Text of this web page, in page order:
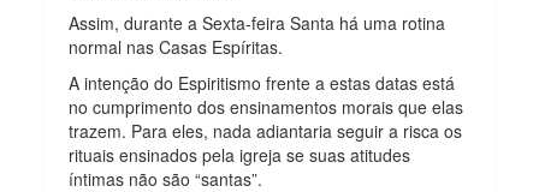
Assim, durante a Sexta-feira Santa há uma rotina
normal nas Casas Espíritas.
A intenção do Espiritismo frente a estas datas está
no cumprimento dos ensinamentos morais que elas
trazem. Para eles, nada adiantaria seguir a risca os
rituais ensinados pela igreja se suas atitudes
íntimas não são “santas”.